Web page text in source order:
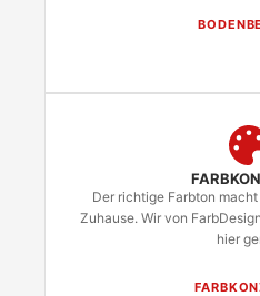
Der richtige Farbton
Zuhause. Wir von
hier